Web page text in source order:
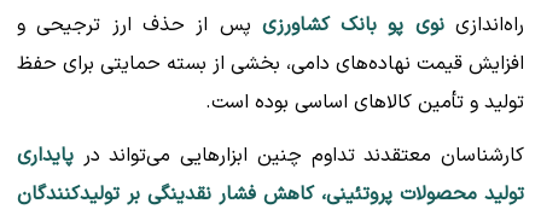
راه‌اندازینوی پو بانک کشاورزی پس از حذف ارز ترجیحی و
افزایش قیمت نهاده‌های دامی، بخشی از بسته حمایتی برای حفظ
تولید و تأمین کالاهای اساسی بوده است.
کارشناسان معتقدند تداوم چنین ابزارهایی می‌تواند در پایداری
تولید محصولات پروتئینی، کاهش فشار نقدینگی بر تولیدکنندگان